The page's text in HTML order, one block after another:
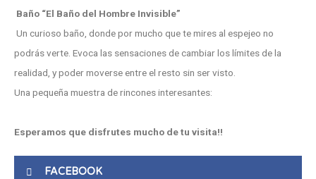
Baño “El Baño del Hombre Invisible”
Un curioso baño, donde por mucho que te mires al espejeo no
podrás verte. Evoca las sensaciones de cambiar los límites de la
realidad, y poder moverse entre el resto sin ser visto.
Una pequeña muestra de rincones interesantes:
Esperamos que disfrutes mucho de tu visita!!
FACEBOOK